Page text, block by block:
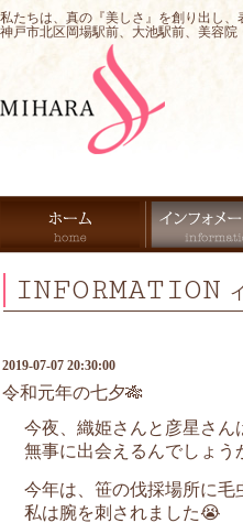
私たちは、真の『美しさ』を創り出し
神戸市北区岡場駅前、大池駅前、美容院
INFORMATION
2019-07-07 20:30:00
令和元年の七夕🎋
今夜、織姫さんと彦星さん
無事に出会えるんでしょう
今年は、笹の伐採場所に毛
私は腕を刺されました😭